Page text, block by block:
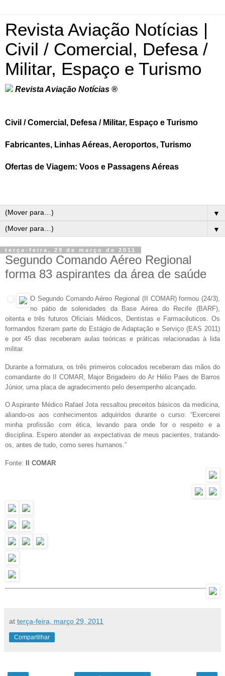
Revista Aviação Notícias |
Civil / Comercial, Defesa /
Militar, Espaço e Turismo
Revista Aviação Notícias ®
Civil / Comercial, Defesa / Militar, Espaço e Turismo
Fabricantes, Linhas Aéreas, Aeroportos, Turismo
Ofertas de Viagem: Voos e Passagens Aéreas
▼
▼
terça-feira, 29 de março de 2011
Segundo Comando Aéreo Regional
forma 83 aspirantes da área de saúde
O Segundo Comando Aéreo Regional (II COMAR) formou (24/3),
no pátio de solenidades da Base Aérea do Recife (BARF),
oitenta e três futuros Oficiais Médicos, Dentistas e Farmacêuticos. Os
formandos fizeram parte do Estágio de Adaptação e Serviço (EAS 2011)
e por 45 dias receberam aulas teóricas e práticas relacionadas à lida
militar.
Durante a formatura, os três primeiros colocados receberam das mãos do
comandante do II COMAR, Major Brigadeiro do Ar Hélio Paes de Barros
Júnior, uma placa de agradecimento pelo desempenho alcançado.
O Aspirante Médico Rafael Jota ressaltou preceitos básicos da medicina,
aliando-os aos conhecimentos adquiridos durante o curso: “Exercerei
minha profissão com ética, levando para onde for o respeito e a
disciplina. Espero atender as expectativas de meus pacientes, tratando-
os, antes de tudo, como seres humanos.”
Fonte: II COMAR
at terça-feira, março 29, 2011
Compartilhar